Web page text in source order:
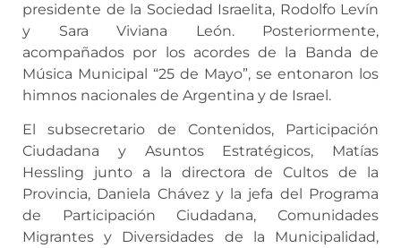
presidente de la Sociedad Israelita, Rodolfo Levín
y Sara Viviana León. Posteriormente,
acompañados por los acordes de la Banda de
Música Municipal “25 de Mayo”, se entonaron los
himnos nacionales de Argentina y de Israel.
El subsecretario de Contenidos, Participación
Ciudadana y Asuntos Estratégicos, Matías
Hessling junto a la directora de Cultos de la
Provincia, Daniela Chávez y la jefa del Programa
de Participación Ciudadana, Comunidades
Migrantes y Diversidades de la Municipalidad,